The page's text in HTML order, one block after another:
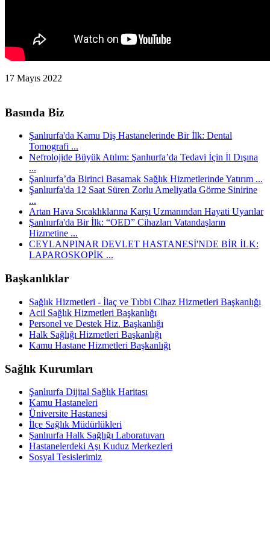
17 Mayıs 2022
Basında Biz
Şanlıurfa'da Kamu Diş Hastanelerinde Bir İlk: Dental
Tomografi ...
Nefrolojide Büyük Atılım: Şanlıurfa’da Tedavi İçin İl Dışına
...
Şanlıurfa’da Birinci Basamak Sağlık Hizmetlerinde Yatırım ...
Şanlıurfa'da 12 Saat Süren Zorlu Ameliyatla Görme Sinirine
...
Artan Hava Sıcaklıklarına Karşı Uzmanından Hayati Uyarılar
Şanlıurfa'da Bir İlk: “OED” Cihazları Vatandaşların
Hizmetine ...
CEYLANPINAR DEVLET HASTANESİ'NDE BİR İLK:
LAPAROSKOPİK ...
Başkanlıklar
Sağlık Hizmetleri - İlaç ve Tıbbi Cihaz Hizmetleri Başkanlığı
Acil Sağlık Hizmetleri Başkanlığı
Personel ve Destek Hiz. Başkanlığı
Halk Sağlığı Hizmetleri Başkanlığı
Kamu Hastane Hizmetleri Başkanlığı
Sağlık Kurumları
Şanlıurfa Dijital Sağlık Haritası
Kamu Hastaneleri
Üniversite Hastanesi
İlçe Sağlık Müdürlükleri
Şanlıurfa Halk Sağlığı Laboratuvarı
Hastanelerdeki Aşı Kuduz Merkezleri
Sosyal Tesislerimiz